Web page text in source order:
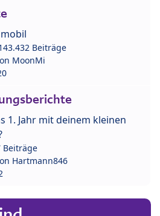
Beiträge
MoonMi
1. Jahr mit deinem kleinen
Beiträge
Hartmann846